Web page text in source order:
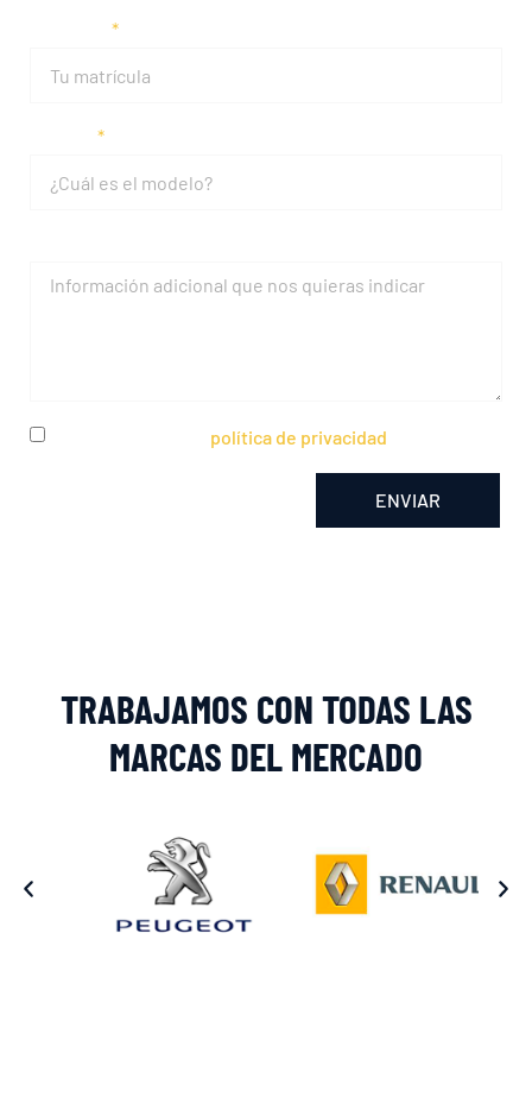
política de privacidad
ENVIAR
TRABAJAMOS CON TODAS LAS
MARCAS DEL MERCADO